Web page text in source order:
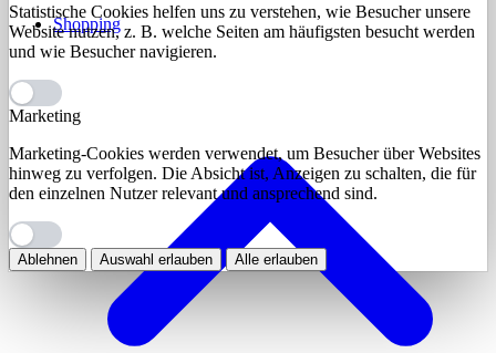
Shopping
Statistische Cookies helfen uns zu verstehen, wie Besucher unsere
Website nutzen, z. B. welche Seiten am häufigsten besucht werden
und wie Besucher navigieren.
Marketing
Marketing-Cookies werden verwendet, um Besucher über Websites
hinweg zu verfolgen. Die Absicht ist, Anzeigen zu schalten, die für
den einzelnen Nutzer relevant und ansprechend sind.
Ablehnen Auswahl erlauben Alle erlauben